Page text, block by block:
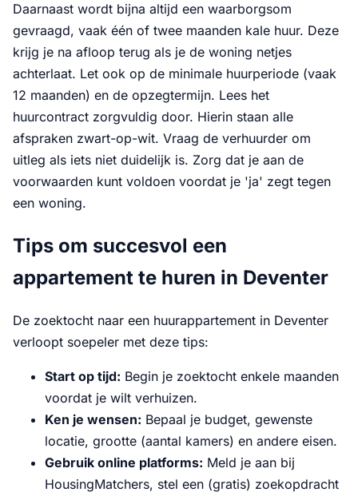
Daarnaast wordt bijna altijd een waarborgsom
gevraagd, vaak één of twee maanden kale huur. Deze
krijg je na afloop terug als je de woning netjes
achterlaat. Let ook op de minimale huurperiode (vaak
12 maanden) en de opzegtermijn. Lees het
huurcontract zorgvuldig door. Hierin staan alle
afspraken zwart-op-wit. Vraag de verhuurder om
uitleg als iets niet duidelijk is. Zorg dat je aan de
voorwaarden kunt voldoen voordat je 'ja' zegt tegen
een woning.
Tips om succesvol een
appartement te huren in Deventer
De zoektocht naar een huurappartement in Deventer
verloopt soepeler met deze tips:
Start op tijd: Begin je zoektocht enkele maanden
voordat je wilt verhuizen.
Ken je wensen: Bepaal je budget, gewenste
locatie, grootte (aantal kamers) en andere eisen.
Gebruik online platforms: Meld je aan bij
HousingMatchers, stel een (gratis) zoekopdracht